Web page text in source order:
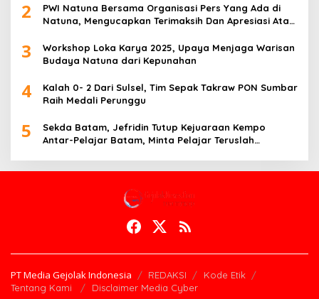
2
PWI Natuna Bersama Organisasi Pers Yang Ada di
Natuna, Mengucapkan Terimaksih Dan Apresiasi Atas
dan Insan Pers
3
Workshop Loka Karya 2025, Upaya Menjaga Warisan
Budaya Natuna dari Kepunahan
4
Kalah 0- 2 Dari Sulsel, Tim Sepak Takraw PON Sumbar
Raih Medali Perunggu
5
Sekda Batam, Jefridin Tutup Kejuaraan Kempo
Antar-Pelajar Batam, Minta Pelajar Teruslah
PT Media Gejolak Indonesia REDAKSI
Kode Etik
Tentang Kami
Disclaimer Media Cyber